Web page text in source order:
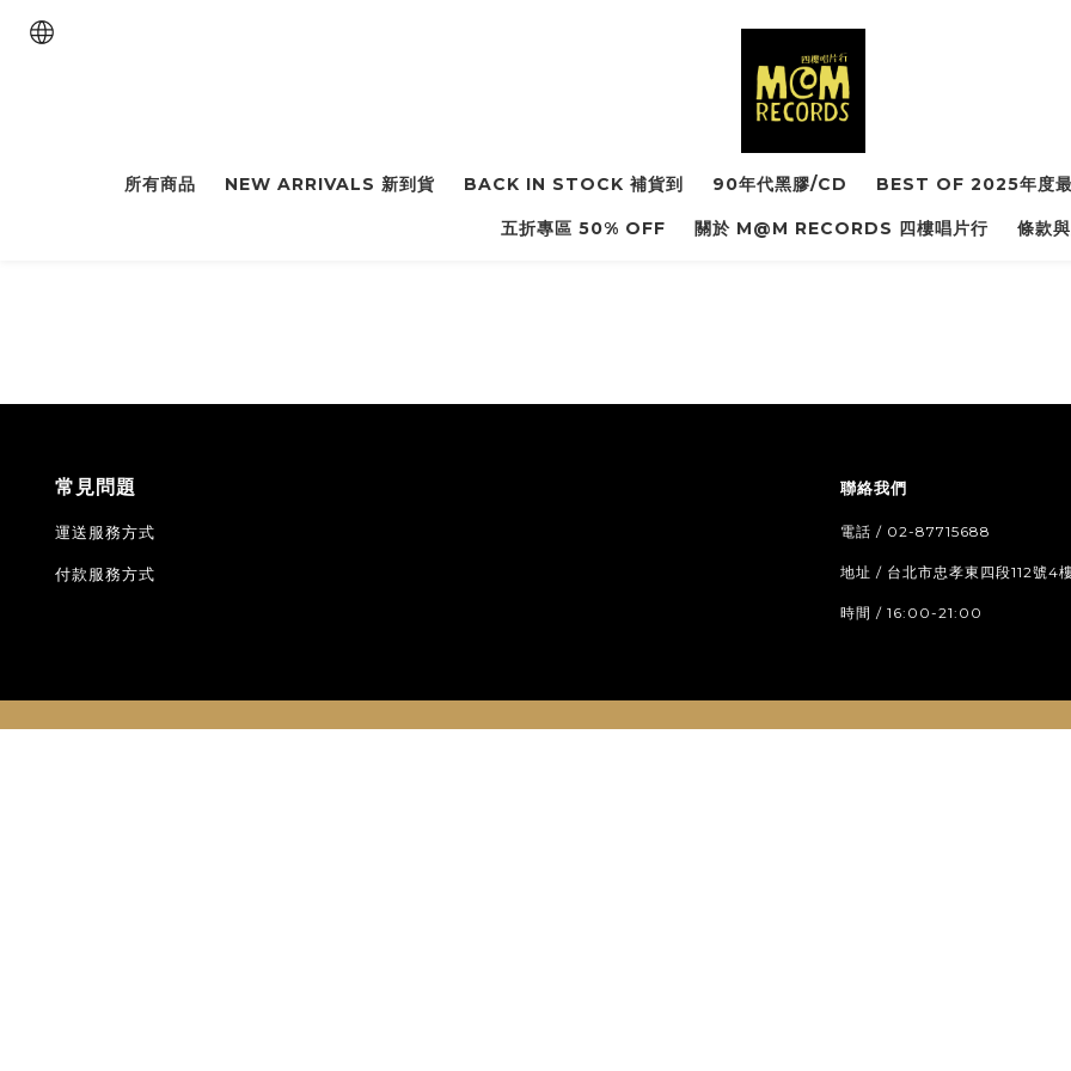
所有商品 NEW ARRIVALS 新到貨 BACK IN STOCK 補貨到 90年代黑膠/CD BEST OF 2025年度最
五折專區 50% OFF 關於 M@M RECORDS 四樓唱片行 條款
常見問題
運送服務方式
付款服務方式
聯絡我們
電話 / 02-87715688
地址 / 台北市忠孝東四段112號4
時間 / 16:00-21:00